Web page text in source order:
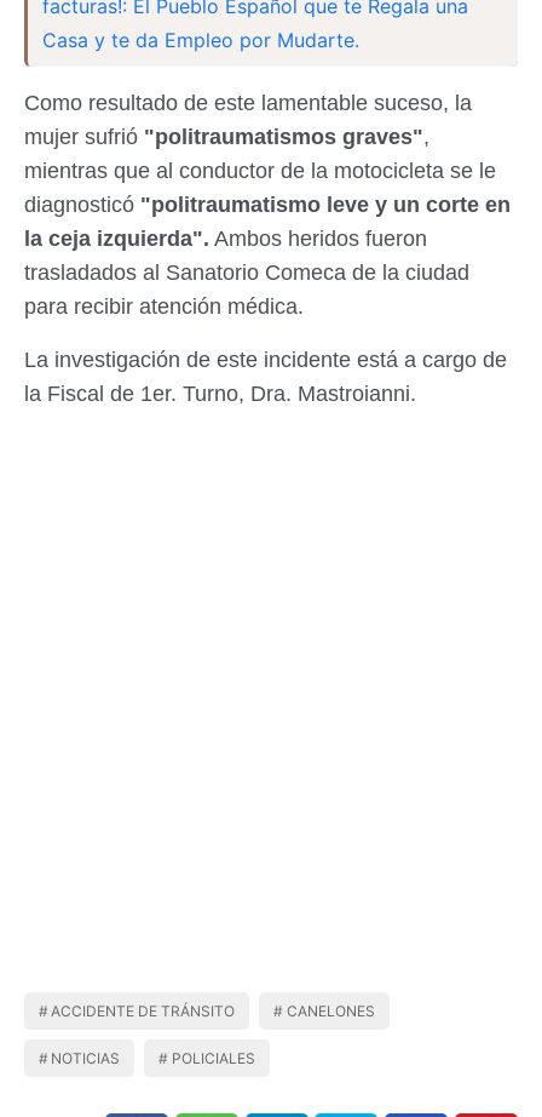
facturas!: El Pueblo Español que te Regala una
Casa y te da Empleo por Mudarte.
Como resultado de este lamentable suceso, la
mujer sufrió "politraumatismos graves",
mientras que al conductor de la motocicleta se le
diagnosticó "politraumatismo leve y un corte en
la ceja izquierda". Ambos heridos fueron
trasladados al Sanatorio Comeca de la ciudad
para recibir atención médica.
La investigación de este incidente está a cargo de
la Fiscal de 1er. Turno, Dra. Mastroianni.
ACCIDENTE DE TRÁNSITO CANELONES
NOTICIAS POLICIALES